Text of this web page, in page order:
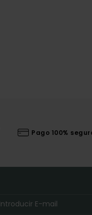
Pago 100%